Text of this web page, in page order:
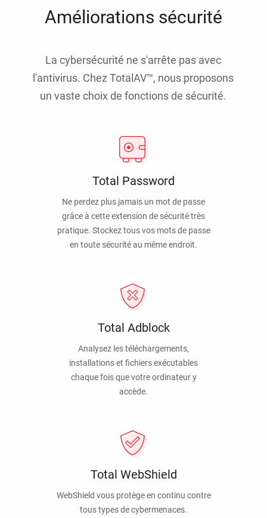
Améliorations sécurité
La cybersécurité ne s'arrête pas avec
l'antivirus. Chez TotalAV™, nous proposons
un vaste choix de fonctions de sécurité.
Total Password
Ne perdez plus jamais un mot de passe
grâce à cette extension de sécurité très
pratique. Stockez tous vos mots de passe
en toute sécurité au même endroit.
Total Adblock
Analysez les téléchargements,
installations et fichiers exécutables
chaque fois que votre ordinateur y
accède.
Total WebShield
WebShield vous protège en continu contre
tous types de cybermenaces.